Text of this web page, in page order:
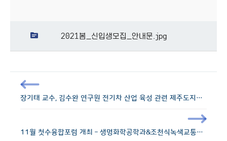
2021봄_신입생모집_안내문.jpg
장기태 교수, 김수완 연구원 전기차 산업 육성 관련 제주도지사 표창 수상
11월 첫수융합포럼 개최 – 생명화학공학과&조천식녹색교통대학원, 11.18(수) 12:00~